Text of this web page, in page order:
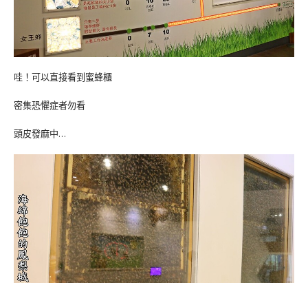
哇！可以直接看到蜜蜂櫃
密集恐懼症者勿看
頭皮發麻中…